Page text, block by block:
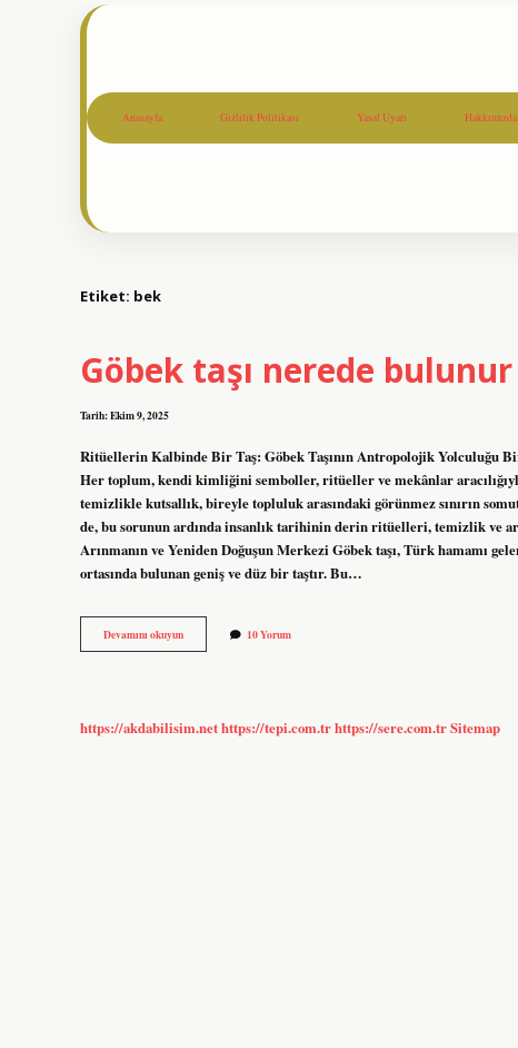
Anasayfa Gizlilik Politikası Yasal Uyarı Hakkımızda
Etiket: bek
Göbek taşı nerede bulunur
Tarih: Ekim 9, 2025
Ritüellerin Kalbinde Bir Taş: Göbek Taşının Antropolojik
Her toplum, kendi kimliğini semboller, ritüeller ve mekânlar
temizlikle kutsallık, bireyle topluluk arasındaki görünmez sınırın
de, bu sorunun ardında insanlık tarihinin derin ritüelleri, temizlik ve
Arınmanın ve Yeniden Doğuşun Merkezi Göbek taşı, Türk hamamı
ortasında bulunan geniş ve düz bir taştır. Bu…
Devamını okuyunGöbek
taşı
10 Yorum
https://akdabilisim.nethttps://tepi.com.trhttps://sere.com.trSitemap